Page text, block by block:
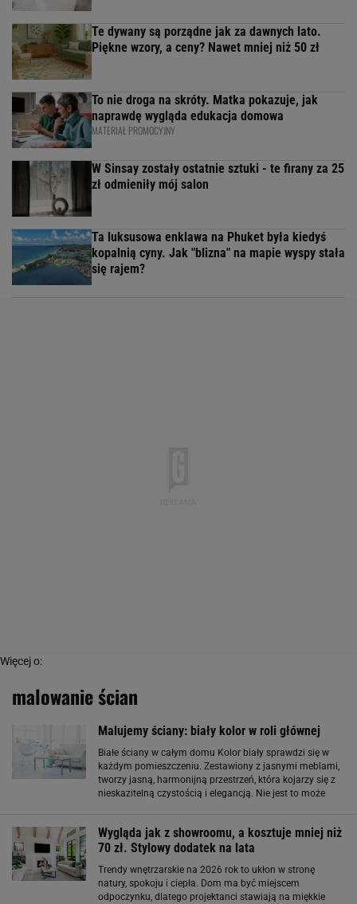
Te dywany są porządne jak za dawnych lato.
Piękne wzory, a ceny? Nawet mniej niż 50 zł
To nie droga na skróty. Matka pokazuje, jak
naprawdę wygląda edukacja domowa
MATERIAŁ PROMOCYJNY
W Sinsay zostały ostatnie sztuki - te firany za 25
zł odmieniły mój salon
Ta luksusowa enklawa na Phuket była kiedyś
kopalnią cyny. Jak "blizna" na mapie wyspy stała
się rajem?
Więcej o:
malowanie ścian
Malujemy ściany: biały kolor w roli głównej
Białe ściany w całym domu Kolor biały sprawdzi się w
każdym pomieszczeniu. Zestawiony z jasnymi meblami,
tworzy jasną, harmonijną przestrzeń, która kojarzy się z
nieskazitelną czystością i elegancją. Nie jest to może
Wygląda jak z showroomu, a kosztuje mniej niż
70 zł. Stylowy dodatek na lata
Trendy wnętrzarskie na 2026 rok to ukłon w stronę
natury, spokoju i ciepła. Dom ma być miejscem
odpoczynku, dlatego projektanci stawiają na miękkie